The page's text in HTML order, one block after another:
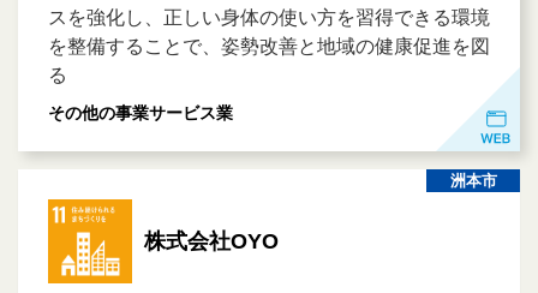
スを強化し、正しい身体の使い方を習得できる環境
を整備することで、姿勢改善と地域の健康促進を図
る
その他の事業サービス業
洲本市
株式会社OYO